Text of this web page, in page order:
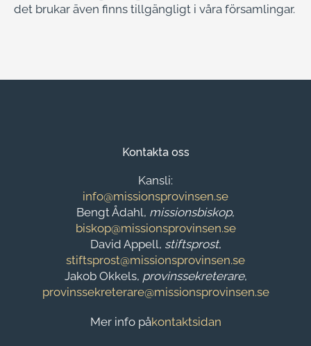
det brukar även finns tillgängligt i våra församlingar.
Kontakta oss
Kansli:
info@missionsprovinsen.se
Bengt Ådahl, missionsbiskop,
biskop@missionsprovinsen.se
David Appell, stiftsprost,
stiftsprost@missionsprovinsen.se
Jakob Okkels, provinssekreterare,
provinssekreterare@missionsprovinsen.se
Mer info påkontaktsidan